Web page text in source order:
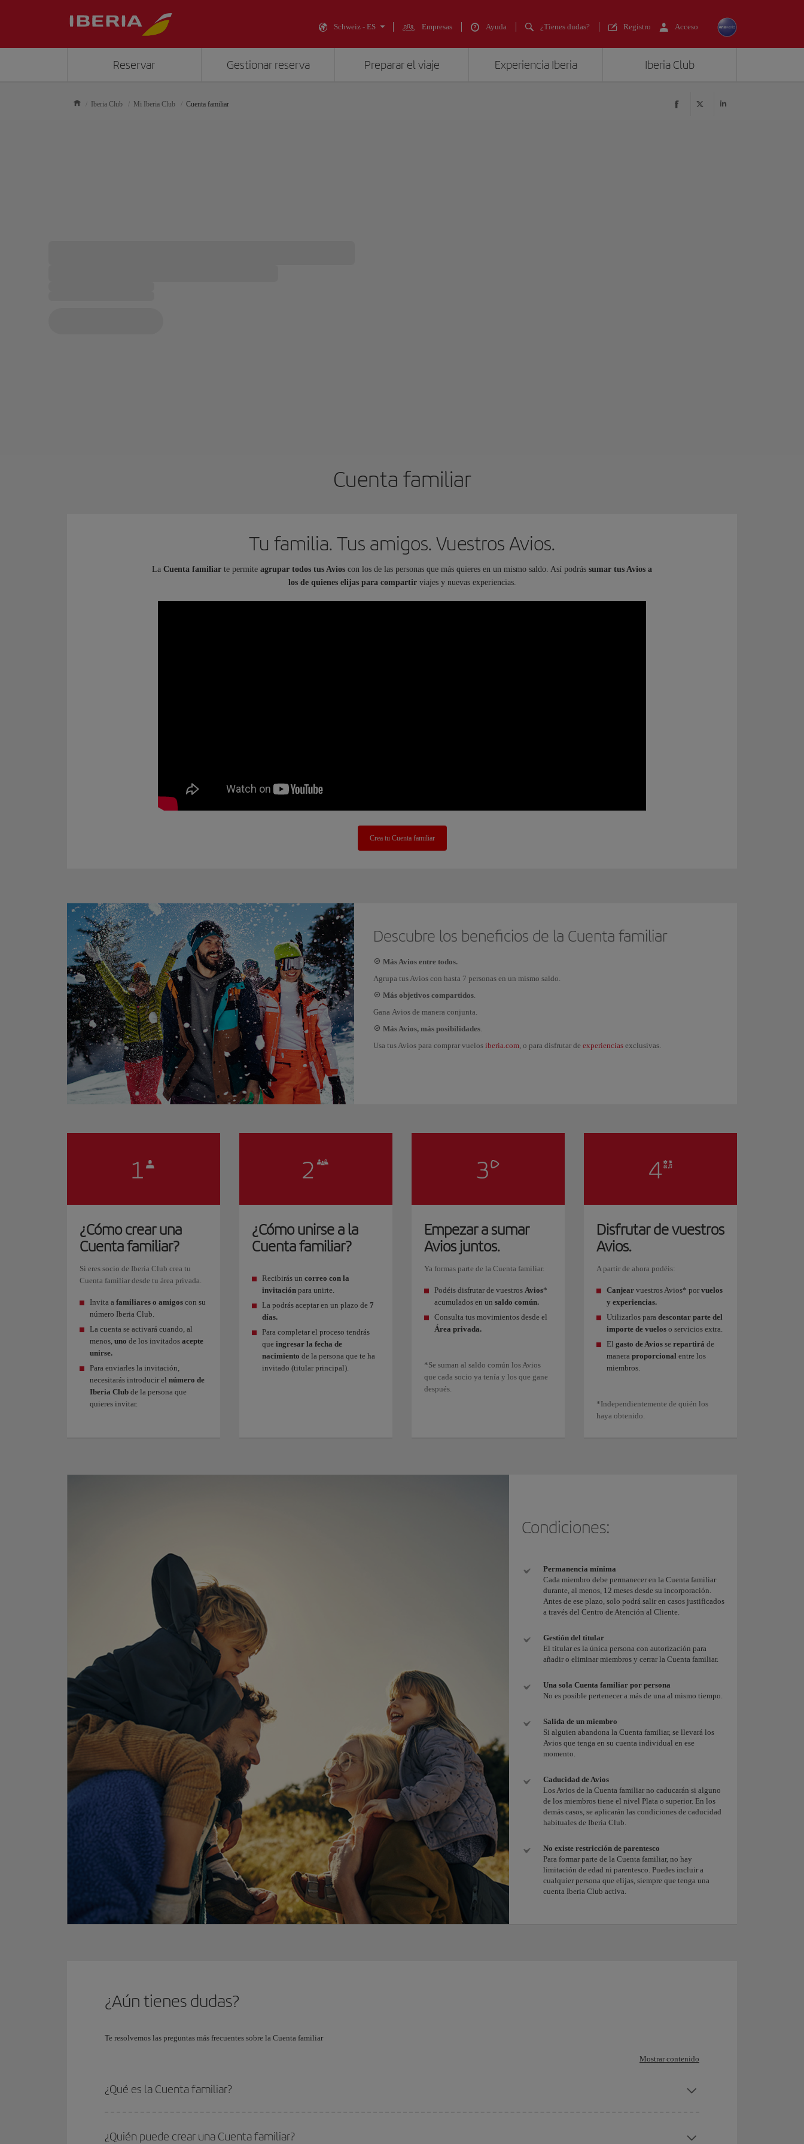
Schweiz - ES Empresas Ayuda ¿Tienes dudas? Registro Acceso
Reservar Gestionar reserva Preparar el viaje Experiencia Iberia Iberia Club
Iberia Club Mi Iberia Club Cuenta familiar
Cuenta familiar
Tu familia. Tus amigos. Vuestros Avios.
La Cuenta familiar te permite agrupar todos tus Avios con los de las personas que más quieres en un mismo saldo. Así podrás sumar tus Avios a
los de quienes elijas para compartirviajes y nuevas experiencias.
Crea tu Cuenta familiar
Descubre los beneficios de la Cuenta familiar
Más Avios entre todos.
Agrupa tus Avios con hasta 7 personas en un mismo saldo.
Más objetivos compartidos.
Gana Avios de manera conjunta.
Más Avios, más posibilidades.
Usa tus Avios para comprar vuelos iberia.com, o para disfrutar de experiencias exclusivas.
¿Cómo crear una
Cuenta familiar?
Si eres socio de Iberia Club crea tu
Cuenta familiar desde tu área privada.
Invita a familiares o amigos con su
número Iberia Club.
La cuenta se activará cuando, al
menos, uno de los invitados acepte
unirse.
Para enviarles la invitación,
necesitarás introducir el número de
Iberia Club de la persona que
quieres invitar.
¿Cómo unirse a la
Cuenta familiar?
Recibirás un correo con la
invitación para unirte.
La podrás aceptar en un plazo de 7
días.
Para completar el proceso tendrás
que ingresar la fecha de
nacimiento de la persona que te ha
invitado (titular principal).
Empezar a sumar
Avios juntos.
Ya formas parte de la Cuenta familiar.
Podéis disfrutar de vuestros Avios*
acumulados en un saldo común.
Consulta tus movimientos desde el
Área privada.
*Se suman al saldo común los Avios
que cada socio ya tenía y los que gane
después.
Disfrutar de vuestros
Avios.
A partir de ahora podéis:
Canjear vuestros Avios* por vuelos
y experiencias.
Utilizarlos para descontar parte del
importe de vuelos o servicios extra.
El gasto de Avios se repartirá de
manera proporcional entre los
miembros.
*Independientemente de quién los
haya obtenido.
Condiciones:
Permanencia mínima
Cada miembro debe permanecer en la Cuenta familiar
durante, al menos, 12 meses desde su incorporación.
Antes de ese plazo, solo podrá salir en casos justificados
a través del Centro de Atención al Cliente.
Gestión del titular
El titular es la única persona con autorización para
añadir o eliminar miembros y cerrar la Cuenta familiar.
Una sola Cuenta familiar por persona
No es posible pertenecer a más de una al mismo tiempo.
Salida de un miembro
Si alguien abandona la Cuenta familiar, se llevará los
Avios que tenga en su cuenta individual en ese
momento.
Caducidad de Avios
Los Avios de la Cuenta familiar no caducarán si alguno
de los miembros tiene el nivel Plata o superior. En los
demás casos, se aplicarán las condiciones de caducidad
habituales de Iberia Club.
No existe restricción de parentesco
Para formar parte de la Cuenta familiar, no hay
limitación de edad ni parentesco. Puedes incluir a
cualquier persona que elijas, siempre que tenga una
cuenta Iberia Club activa.
¿Aún tienes dudas?
Te resolvemos las preguntas más frecuentes sobre la Cuenta familiar
Mostrar contenido
¿Qué es la Cuenta familiar?
¿Quién puede crear una Cuenta familiar?